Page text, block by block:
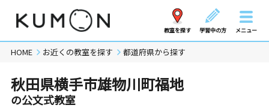
教室を探す 学習中の方 メニュー
HOME お近くの教室を探す 都道府県から探す
秋田県横手市雄物川町福地
の公文式教室